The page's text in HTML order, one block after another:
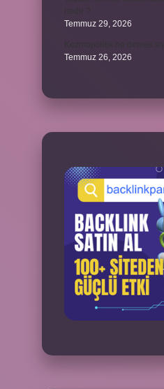
Temmuz 29, 2026
Temmuz 26, 2026